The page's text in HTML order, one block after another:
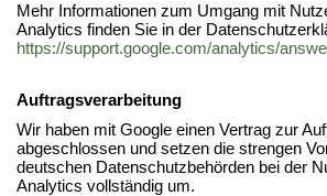
Mehr Informationen zum Umgang mit
Analytics finden Sie in der
https://support.google.com/analytics/
Auftragsverarbeitung
Wir haben mit Google einen Vertrag zur
abgeschlossen und setzen die strengen
deutschen Datenschutzbehörden bei der
Analytics vollständig um.